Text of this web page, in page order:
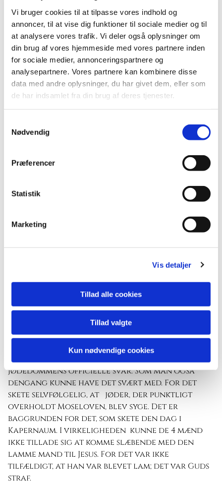
Vi bruger cookies til at tilpasse vores indhold og
annoncer, til at vise dig funktioner til sociale medier og til
at analysere vores trafik. Vi deler også oplysninger om
din brug af vores hjemmeside med vores partnere inden
for sociale medier, annonceringspartnere og
analysepartnere. Vores partnere kan kombinere disse
data med andre oplysninger, du har givet dem, eller som
de har indsamlet fra din brug af deres tjenester.
Nødvendig
Præferencer
Statistik
Marketing
Vis detaljer
Tillad alle cookies
Tillad valgte
Kun nødvendige cookies
Her støder vi ind i Det gamle Testamentes svar
på det spørgsmål, der altid har fulgt os
mennesker: Hvordan kan det være, at nogle
skal lide så meget, mens andre går fri? At
nogle menneskers liv er fyldt med sygdom og
død, mens andre bliver næsten forskånet.
Hvorfor? De samme spørgsmål stiller vi i vores
tid. Sygdom kan opleves som et kæmpe svigt,
Svaret fra Det gamle Testamente lyder, at
Moseloven eller som begik uret mod andre,
indvirkning på hans eller hendes eget liv og
skæbne. Med et billede kan vi sige, at det er som
fartbegrænsninger og lyskryds, som skal
og bagefter få en straf eller en stor bøde,
sammenhæng mellem årsag og virkning. Og
kontant afregning. Det er det samme svar vi
finder i Det gamle Testamente på spørgsmålet
om hvorfor nogen bliver ramt af sygdom, mens
andre ikke gør: Sygdom skyldtes at den syge
havde overtrådt Moseloven. Det var
jødedommens officielle svar. Som man også
dengang kunne have det svært med. For det
skete selvfølgelig, at jøder, der punktligt
overholdt Moseloven, blev syge. Det er
baggrunden for det, som skete den dag i
Kapernaum. I virkeligheden kunne de 4 mænd
ikke tillade sig at komme slæbende med den
lamme mand til Jesus. For det var ikke
tilfældigt, at han var blevet lam; det var Guds
straf.